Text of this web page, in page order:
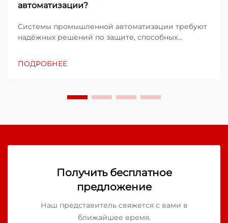
автоматизации?
Системы промышленной автоматизации требуют
надёжных решений по защите, способных
работоспособность в течение длительного
ПОДРОБНЕЕ
Получить бесплатное
предложение
Наш представитель свяжется с вами в
ближайшее время.